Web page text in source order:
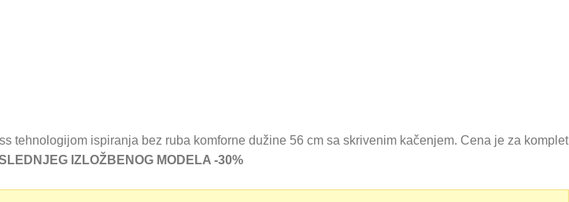
tehnologijom ispiranja bez ruba komforne dužine 56 cm sa skrivenim kačenjem. Cena je za komplet
IZLOŽBENOG MODELA -30%